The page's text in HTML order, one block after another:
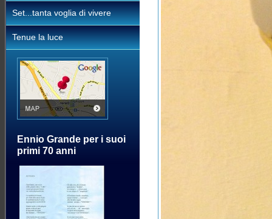
Set...tanta voglia di vivere
Tenue la luce
Ennio Grande per i suoi
primi 70 anni